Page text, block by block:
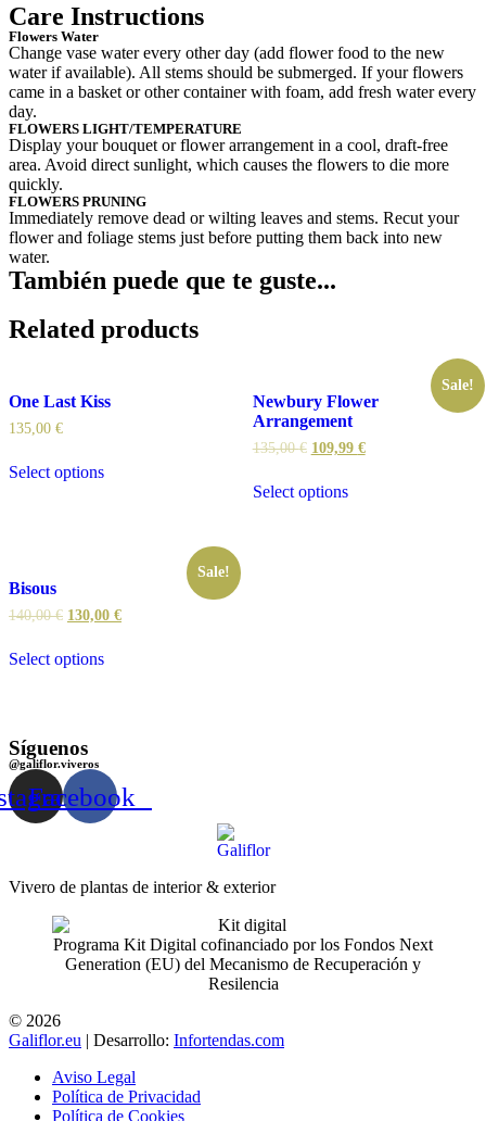
Care Instructions
Flowers Water
Change vase water every other day (add flower food to the new
water if available). All stems should be submerged. If your flowers
came in a basket or other container with foam, add fresh water every
day.
FLOWERS LIGHT/TEMPERATURE
Display your bouquet or flower arrangement in a cool, draft-free
area. Avoid direct sunlight, which causes the flowers to die more
quickly.
FLOWERS PRUNING
Immediately remove dead or wilting leaves and stems. Recut your
flower and foliage stems just before putting them back into new
water.
También puede que te guste...
Related products
One Last Kiss
135,00 €
Select options
Sale!
Newbury Flower
Arrangement
135,00€ 109,99 €
Select options
Sale!
Bisous
140,00€ 130,00 €
Select options
Síguenos
@galiflor.viveros
Facebook
Vivero de plantas de interior & exterior
Programa Kit Digital cofinanciado por los Fondos Next
Generation (EU) del Mecanismo de Recuperación y
Resilencia
© 2026
Galiflor.eu | Desarrollo: Infortendas.com
Aviso Legal
Política de Privacidad
Política de Cookies